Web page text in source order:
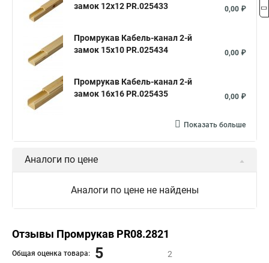
замок 12х12 PR.025433
0,00 ₽
Промрукав Кабель-канал 2-й
замок 15х10 PR.025434
0,00 ₽
Промрукав Кабель-канал 2-й
замок 16х16 PR.025435
0,00 ₽
Показать больше
Аналоги по цене
Аналоги по цене не найдены
Отзывы Промрукав PR08.2821
Общая оценка товара: 5 2